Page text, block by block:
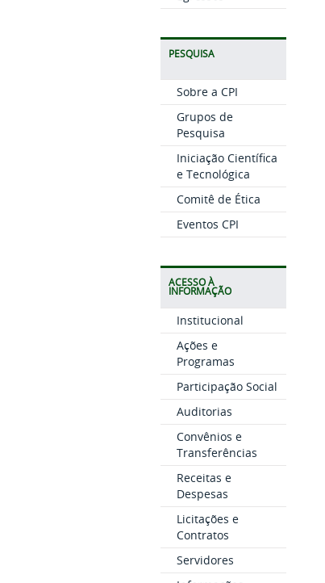
PESQUISA
Sobre a CPI
Grupos de
Pesquisa
Iniciação Científica
e Tecnológica
Comitê de Ética
Eventos CPI
ACESSO À
INFORMAÇÃO
Institucional
Ações e
Programas
Participação Social
Auditorias
Convênios e
Transferências
Receitas e
Despesas
Licitações e
Contratos
Servidores